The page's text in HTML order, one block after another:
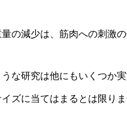
の減少は、筋肉への刺激
うな研究は他にもいくつか
ズに当てはまるとは限りま